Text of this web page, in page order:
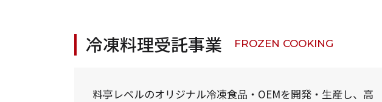
冷凍料理受託事業 FROZEN COOKING
料亭レベルのオリジナル冷凍食品・OEMを開発・生産し、高